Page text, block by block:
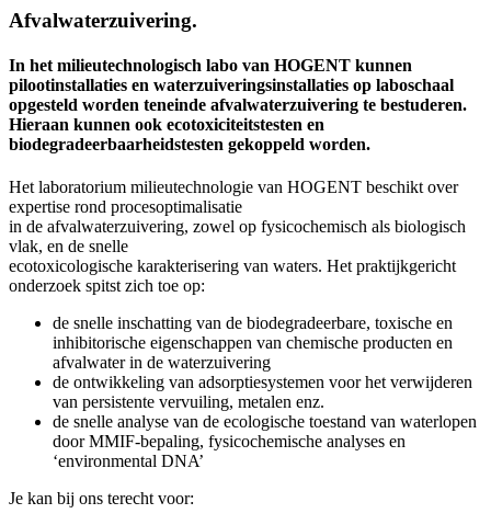
Afvalwaterzuivering.
In het milieutechnologisch labo van HOGENT kunnen
pilootinstallaties en waterzuiveringsinstallaties op laboschaal
opgesteld worden teneinde afvalwaterzuivering te bestuderen.
Hieraan kunnen ook ecotoxiciteitstesten en
biodegradeerbaarheidstesten gekoppeld worden.
Het laboratorium milieutechnologie van HOGENT beschikt over
expertise rond procesoptimalisatie
in de afvalwaterzuivering, zowel op fysicochemisch als biologisch
vlak, en de snelle
ecotoxicologische karakterisering van waters. Het praktijkgericht
onderzoek spitst zich toe op:
de snelle inschatting van de biodegradeerbare, toxische en
inhibitorische eigenschappen van chemische producten en
afvalwater in de waterzuivering
de ontwikkeling van adsorptiesystemen voor het verwijderen
van persistente vervuiling, metalen enz.
de snelle analyse van de ecologische toestand van waterlopen
door MMIF-bepaling, fysicochemische analyses en
‘environmental DNA’
Je kan bij ons terecht voor: